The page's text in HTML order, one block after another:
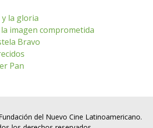
la gloria
imagen comprometida
Bravo
Pan
del Nuevo Cine Latinoamericano.